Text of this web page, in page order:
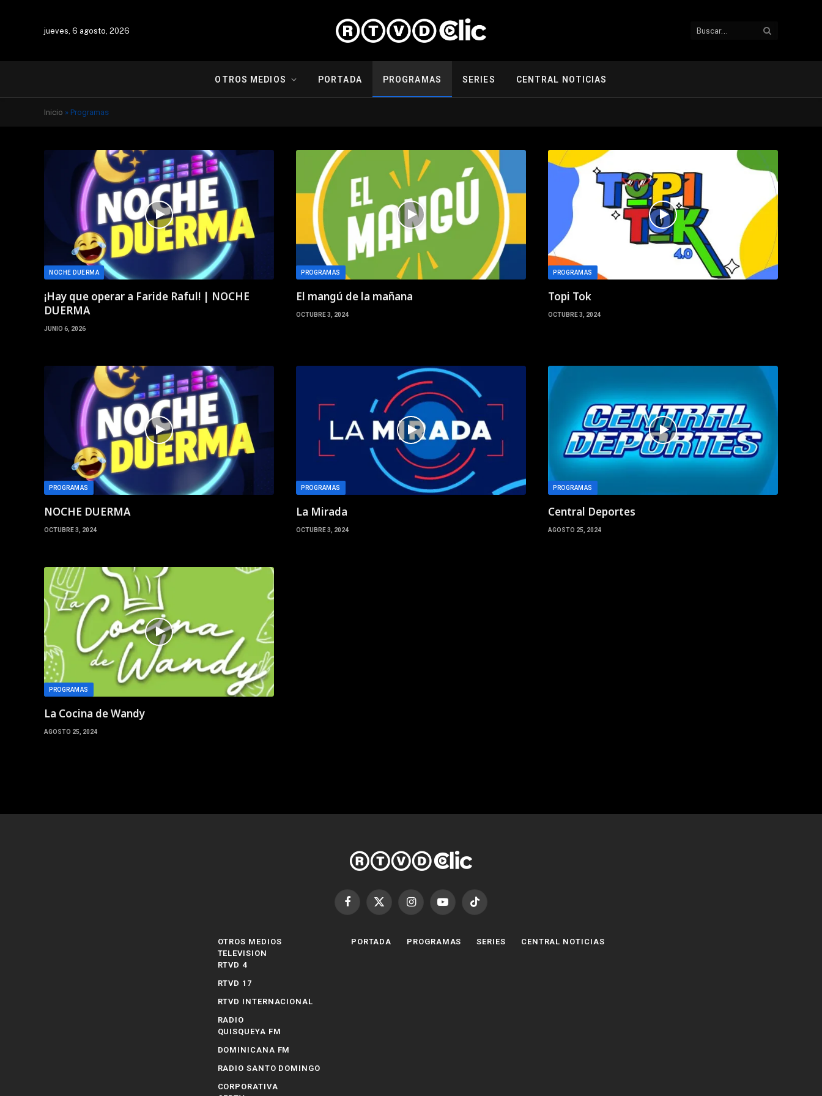
jueves, 6 agosto, 2026
OTROS MEDIOS PORTADA PROGRAMAS SERIES CENTRAL NOTICIAS
Inicio » Programas
NOCHE DUERMA
¡Hay que operar a Faride Raful! | NOCHE
DUERMA
JUNIO 6, 2026
PROGRAMAS
El mangú de la mañana
OCTUBRE 3, 2024
PROGRAMAS
Topi Tok
OCTUBRE 3, 2024
PROGRAMAS
NOCHE DUERMA
OCTUBRE 3, 2024
PROGRAMAS
La Mirada
OCTUBRE 3, 2024
PROGRAMAS
Central Deportes
AGOSTO 25, 2024
PROGRAMAS
La Cocina de Wandy
AGOSTO 25, 2024
Facebook
X
InstagramYouTubeTikTok
OTROS MEDIOS
TELEVISION
RTVD 4
RTVD 17
RTVD INTERNACIONAL
RADIO
QUISQUEYA FM
DOMINICANA FM
RADIO SANTO DOMINGO
CORPORATIVA
PORTADA PROGRAMAS SERIES CENTRAL NOTICIAS